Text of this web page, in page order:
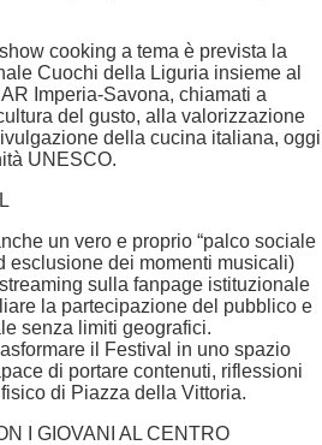
cooking a tema è prevista la
Cuochi della Liguria insieme al
Imperia-Savona, chiamati a
del gusto, alla valorizzazione
della cucina italiana, oggi
UNESCO.
un vero e proprio “palco sociale
esclusione dei momenti musicali)
sulla fanpage istituzionale
la partecipazione del pubblico e
senza limiti geografici.
il Festival in uno spazio
di portare contenuti, riflessioni
di Piazza della Vittoria.
I GIOVANI AL CENTRO